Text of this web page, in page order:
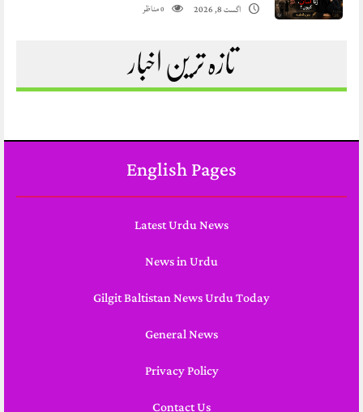
اگست 8, 2026 0مناظر
تازہ ترین اخبار
English Pages
Latest Urdu News
News in Urdu
Gilgit Baltistan News Urdu Today
General News
Privacy Policy